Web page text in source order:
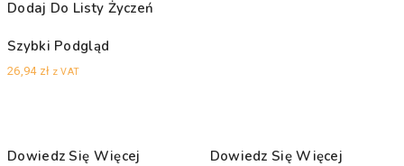
Dodaj Do Listy Życzeń
Szybki Podgląd
26,94 zł z VAT
Dowiedz Się Więcej Dowiedz Się Więcej